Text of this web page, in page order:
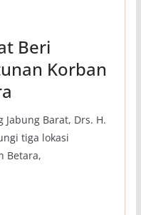
Beri
Korban
Jabung Barat, Drs. H.
tiga lokasi
Betara,